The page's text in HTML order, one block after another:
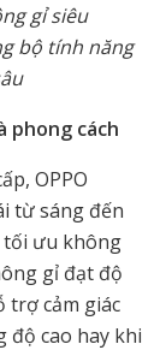
gỉ siêu
bộ tính năng
phong cách
OPPO
từ sáng đến
tối ưu không
gỉ đạt độ
trợ cảm giác
độ cao hay khi